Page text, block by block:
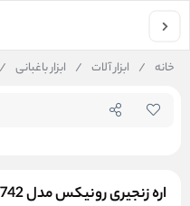
خانه / ابزار آلات / ابزار باغبانی /
اره زنجیری رونیکس مدل 4742